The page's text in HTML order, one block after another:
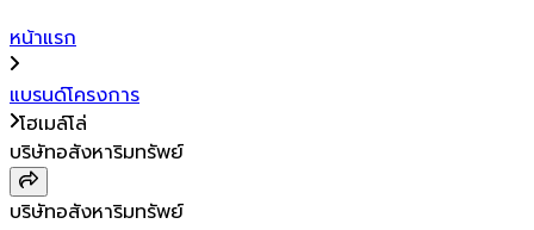
หน้าแรก
แบรนด์โครงการ
โฮเมล์โล่
บริษัทอสังหาริมทรัพย์
บริษัทอสังหาริมทรัพย์